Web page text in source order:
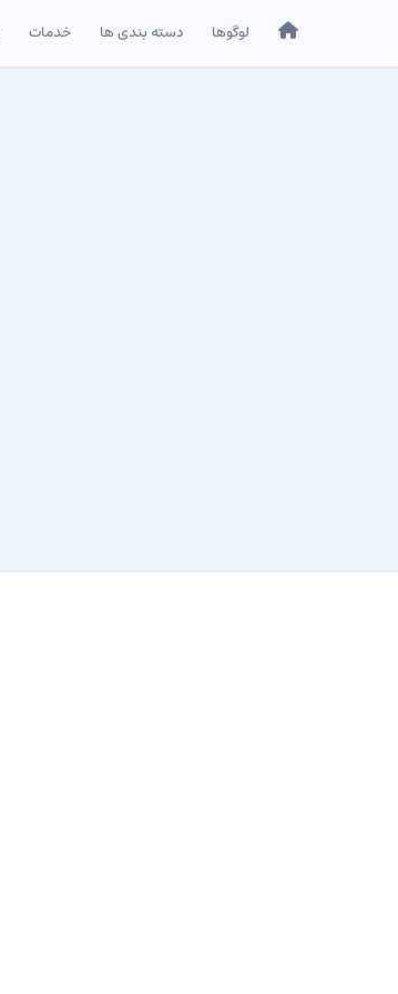
خانه لوگوها دسته بندی ها خدمات